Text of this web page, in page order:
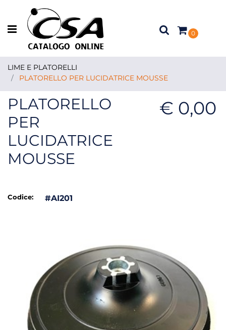
Open menu
0
LIME E PLATORELLI
PLATORELLO PER LUCIDATRICE MOUSSE
PLATORELLO
PER
LUCIDATRICE
MOUSSE
€ 0,00
Codice: #AI201